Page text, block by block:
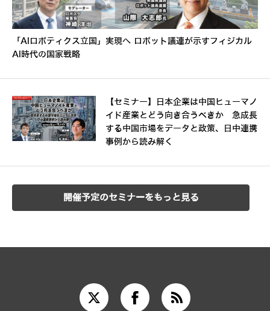
「AIロボティクス立国」実現へ ロボット議連が示すフィジカル
AI時代の国家戦略
【セミナー】日本企業は中国ヒューマノ
イド産業とどう向き合うべきか 急成長
する中国市場をデータと政策、日中連携
事例から読み解く
開催予定のセミナーをもっと見る